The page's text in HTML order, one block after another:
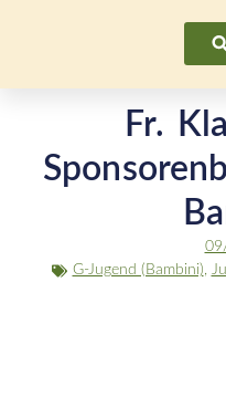
Fr.
G-Jugend (Bambini),